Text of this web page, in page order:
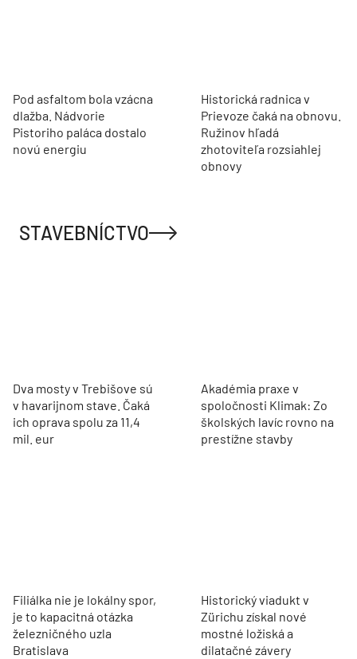
Pod asfaltom bola vzácna
dlažba. Nádvorie
Pistoriho paláca dostalo
novú energiu
Historická radnica v
Prievoze čaká na obnovu.
Ružinov hľadá
zhotoviteľa rozsiahlej
obnovy
STAVEBNÍCTVO
Dva mosty v Trebišove sú
v havarijnom stave. Čaká
ich oprava spolu za 11,4
mil. eur
Akadémia praxe v
spoločnosti Klimak: Zo
školských lavíc rovno na
prestížne stavby
Filiálka nie je lokálny spor,
je to kapacitná otázka
železničného uzla
Bratislava
Historický viadukt v
Zürichu získal nové
mostné ložiská a
dilatačné závery